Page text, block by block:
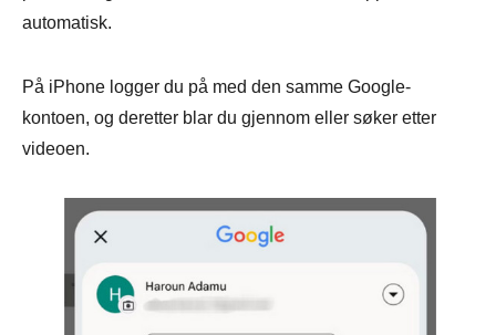
automatisk.
På iPhone logger du på med den samme Google-
kontoen, og deretter blar du gjennom eller søker etter
videoen.